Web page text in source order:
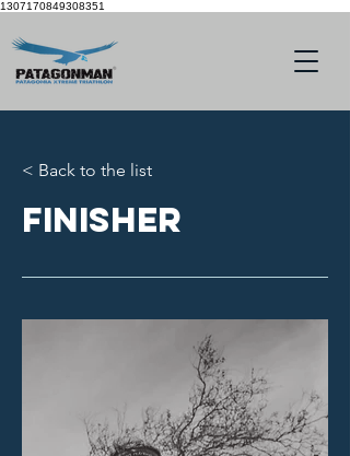
1307170849308351
< Back to the list
Finisher